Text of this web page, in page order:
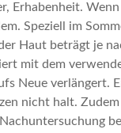
Erhabenheit.
Speziell im
Haut beträgt je
mit dem
Neue verlängert.
nicht halt.